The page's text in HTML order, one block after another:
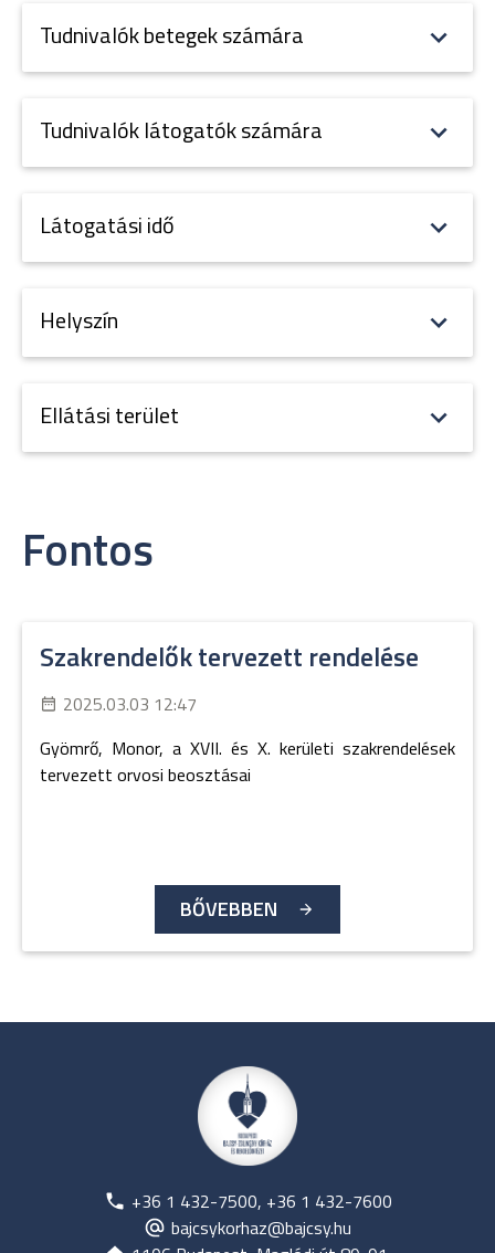
Tudnivalók betegek számára
Tudnivalók látogatók számára
Látogatási idő
Helyszín
Ellátási terület
Fontos
Szakrendelők tervezett rendelése
2025.03.03 12:47
Gyömrő, Monor, a XVII. és X. kerületi szakrendelések
tervezett orvosi beosztásai
BŐVEBBEN
+36 1 432-7500, +36 1 432-7600
bajcsykorhaz@bajcsy.hu